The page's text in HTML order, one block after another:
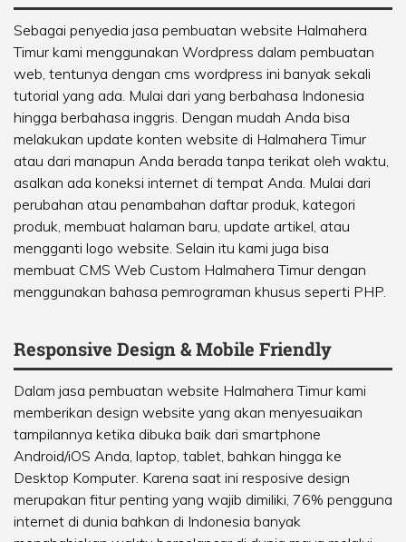
Sebagai penyedia jasa pembuatan website Halmahera
Timur kami menggunakan Wordpress dalam pembuatan
web, tentunya dengan cms wordpress ini banyak sekali
tutorial yang ada. Mulai dari yang berbahasa Indonesia
hingga berbahasa inggris. Dengan mudah Anda bisa
melakukan update konten website di Halmahera Timur
atau dari manapun Anda berada tanpa terikat oleh waktu,
asalkan ada koneksi internet di tempat Anda. Mulai dari
perubahan atau penambahan daftar produk, kategori
produk, membuat halaman baru, update artikel, atau
mengganti logo website. Selain itu kami juga bisa
membuat CMS Web Custom Halmahera Timur dengan
menggunakan bahasa pemrograman khusus seperti PHP.
Responsive Design & Mobile Friendly
Dalam jasa pembuatan website Halmahera Timur kami
memberikan design website yang akan menyesuaikan
tampilannya ketika dibuka baik dari smartphone
Android/iOS Anda, laptop, tablet, bahkan hingga ke
Desktop Komputer. Karena saat ini resposive design
merupakan fitur penting yang wajib dimiliki, 76% pengguna
internet di dunia bahkan di Indonesia banyak